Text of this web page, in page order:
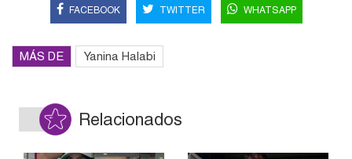
FACEBOOK TWITTER WHATSAPP
MÁS DE Yanina Halabi
Relacionados